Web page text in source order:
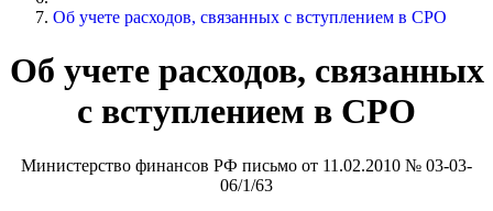
Об учете расходов, связанных с вступлением в СРО
Об учете расходов, связанных
с вступлением в СРО
Министерство финансов РФ письмо от 11.02.2010 № 03-03-
06/1/63